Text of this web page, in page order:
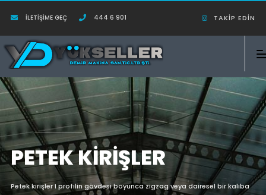
İLETIŞIME GEÇ 444 6 901 TAKIP EDIN
PETEK KIRIŞLER
Petek kirişler I profilin gövdesi boyunca zigzag veya dairesel bir kalıba